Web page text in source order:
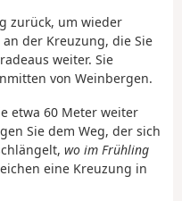
zurück, um wieder
der Kreuzung, die Sie
weiter. Sie
von Weinbergen.
etwa 60 Meter weiter
Sie dem Weg, der sich
wo im Frühling
eine Kreuzung in